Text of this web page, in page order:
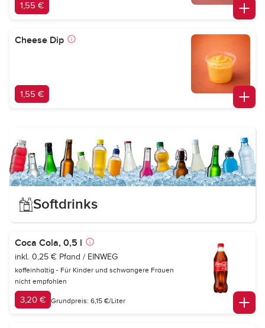
1,55 €
Cheese Dip
1,55 €
Softdrinks
Coca Cola, 0,5 l
inkl. 0,25 € Pfand / EINWEG
koffeinhaltig - Für Kinder und schwangere Frauen
nicht empfohlen
3,20 € Grundpreis: 6,15 €/Liter